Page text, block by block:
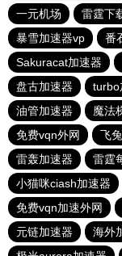
一元机场
雷霆下
暴雪加速器vp
番
Sakuracat加速器
盘古加速器
turbo
油管加速器
魔法
免费vqn外网
飞
雷轰加速器
雷霆
小猫咪ciash加速器
免费vqn加速外网
元链加速器
海外